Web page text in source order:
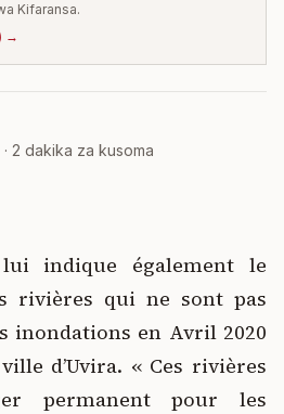
Kifaransa.
→
· 2 dakika za kusoma
indique également le
rivières qui ne sont pas
inondations en Avril 2020
d’Uvira. « Ces rivières
permanent pour les